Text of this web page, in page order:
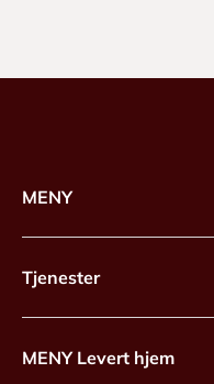
MENY
Tjenester
MENY Levert hjem